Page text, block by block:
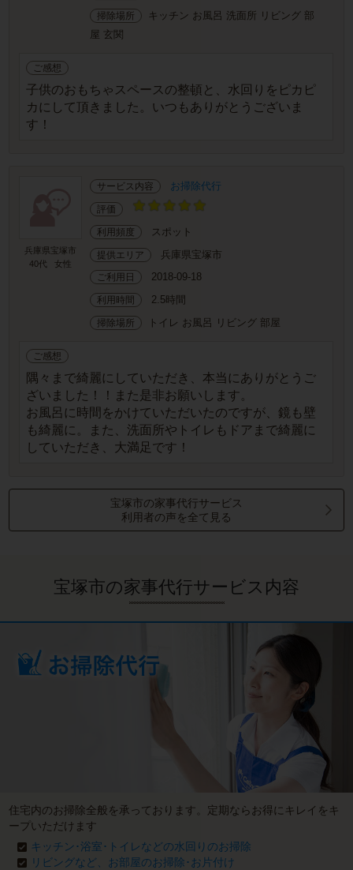
掃除場所
キッチン お風呂 洗面所 リビング 部
屋 玄関
ご感想
子供のおもちゃスペースの整頓と、水回りをピカピ
カにして頂きました。いつもありがとうございま
す！
兵庫県宝塚市
40代
女性
サービス内容 お掃除代行
評価
利用頻度 スポット
提供エリア 兵庫県宝塚市
ご利用日 2018-09-18
利用時間 2.5時間
掃除場所 トイレ お風呂 リビング 部屋
ご感想
隅々まで綺麗にしていただき、本当にありがとうご
ざいました！！また是非お願いします。
お風呂に時間をかけていただいたのですが、鏡も壁
も綺麗に。また、洗面所やトイレもドアまで綺麗に
していただき、大満足です！
宝塚市の家事代行サービス
利用者の声を全て見る
宝塚市の家事代行サービス内容
住宅内のお掃除全般を承っております。定期ならお得にキレイをキ
ープいただけます
キッチン･浴室･トイレなどの水回りのお掃除
リビングなど、お部屋のお掃除･お片付け